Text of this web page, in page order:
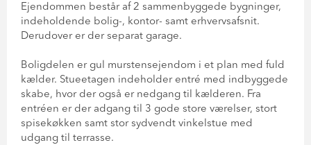
Ejendommen består af 2 sammenbyggede bygninger,
indeholdende bolig-, kontor- samt erhvervsafsnit.
Derudover er der separat garage.
Boligdelen er gul murstensejendom i et plan med fuld
kælder. Stueetagen indeholder entré med indbyggede
skabe, hvor der også er nedgang til kælderen. Fra
entréen er der adgang til 3 gode store værelser, stort
spisekøkken samt stor sydvendt vinkelstue med
udgang til terrasse.